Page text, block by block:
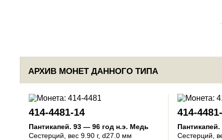
АРХИВ МОНЕТ ДАННОГО ТИПА
414-4481-14
Пантикапей. 93 — 96 год н.э. Медь
Сестерций , вес 9.90 г, d27.0 мм
414-
Пантикапей.
Сестерций ,